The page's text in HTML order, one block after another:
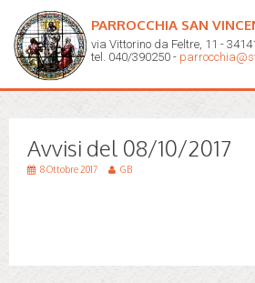
PARROCCHIA SAN
via Vittorino da Feltre, 11 -
tel. 040/390250 -
Avvisi del 08/10/2017
8 Ottobre 2017 GB